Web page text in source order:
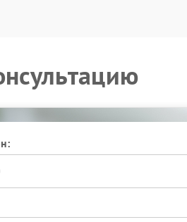
— в зависимости от выявленной
и соблюдаем технологические
материнской платы
кратчайшие сроки.